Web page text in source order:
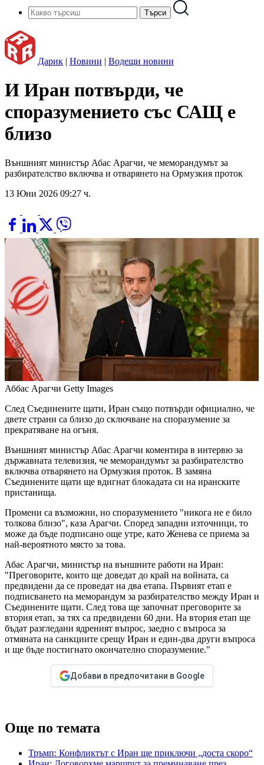
Дарик | Новини | Водещи новини
И Иран потвърди, че
споразумението със САЩ е
близо
Външният министър Абас Арагчи, че меморандумът за
разбирателство включва и отварянето на Ормузкия проток
13 Юни 2026 09:27 ч.
Аббас Арагчи Getty Images
След Съединените щати, Иран също потвърди официално, че
двете страни са близо до сключване на споразумение за
прекратяване на огъня.
Външният министър Абас Арагчи коментира в интервю за
държавната телевизия, че меморандумът за разбирателство
включва отварянето на Ормузкия проток. В замяна
Съединените щати ще вдигнат блокадата си на иранските
пристанища.
Промени са възможни, но споразумението "никога не е било
толкова близо", каза Арагчи. Според западни източници, то
може да бъде подписано още утре, като Женева се приема за
най-вероятното място за това.
Абас Арагчи, министър на външните работи на Иран:
"Преговорите, които ще доведат до край на войната, са
предвидени да се проведат на два етапа. Първият етап е
подписването на меморандум за разбирателство между Иран и
Съединените щати. След това ще започнат преговорите за
втория етап, за тях са предвидени 60 дни. На втория етап ще
бъдат разгледани ядреният въпрос, заедно с въпроса за
отмяната на санкциите срещу Иран и един-два други въпроса
и ще бъде постигнато окончателно споразумение."
Добави в предпочитани в Google
Още по темата
Тръмп: Конфликтът с Иран ще приключи „доста скоро“